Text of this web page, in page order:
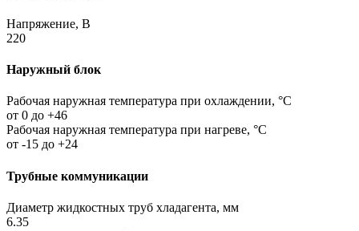
Напряжение, В
220
Наружный блок
Рабочая наружная температура при охлаждении, °C
от 0 до +46
Рабочая наружная температура при нагреве, °C
от -15 до +24
Трубные коммуникации
Диаметр жидкостных труб хладагента, мм
6.35